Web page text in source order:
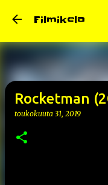
Filmikela
Rocketman
toukokuuta 31, 2019